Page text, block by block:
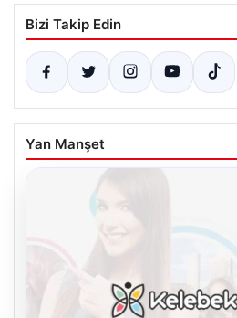
Bizi Takip Edin
Yan Manşet